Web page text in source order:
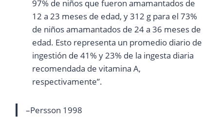
97% de niños que fueron amamantados de
12 a 23 meses de edad, y 312 g para el 73%
de niños amamantados de 24 a 36 meses de
edad. Esto representa un promedio diario de
ingestión de 41% y 23% de la ingesta diaria
recomendada de vitamina A,
respectivamente”.
–Persson 1998